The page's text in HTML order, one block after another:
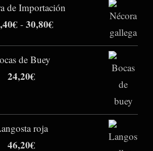
de Importación
€ - 30,80€Rango
de Buey
24,20€
roja
46,20€